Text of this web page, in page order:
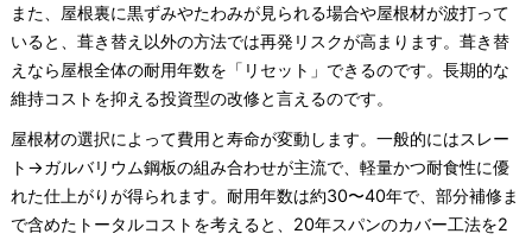
また、屋根裏に黒ずみやたわみが見られる場合や屋根材が波打って
いると、葺き替え以外の方法では再発リスクが高まります。葺き替
えなら屋根全体の耐用年数を「リセット」できるのです。長期的な
維持コストを抑える投資型の改修と言えるのです。
屋根材の選択によって費用と寿命が変動します。一般的にはスレー
ト→ガルバリウム鋼板の組み合わせが主流で、軽量かつ耐食性に優
れた仕上がりが得られます。耐用年数は約30〜40年で、部分補修ま
で含めたトータルコストを考えると、20年スパンのカバー工法を2